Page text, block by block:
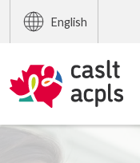
English